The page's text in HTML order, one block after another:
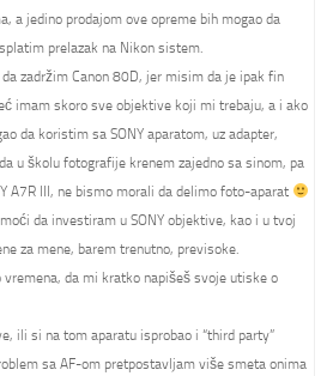
a jedino prodajom ove opreme bih mogao da
prelazak na Nikon sistem.
zadržim Canon 80D, jer misim da je ipak fin
imam skoro sve objektive koji mi trebaju, a i ako
da koristim sa SONY aparatom, uz adapter,
u školu fotografije krenem zajedno sa sinom, pa
A7R III, ne bismo morali da delimo foto-aparat
da investiram u SONY objektive, kao i u tvoj
za mene, barem trenutno, previsoke.
vremena, da mi kratko napišeš svoje utiske o
ili si na tom aparatu isprobao i “third party”
sa AF-om pretpostavljam više smeta onima